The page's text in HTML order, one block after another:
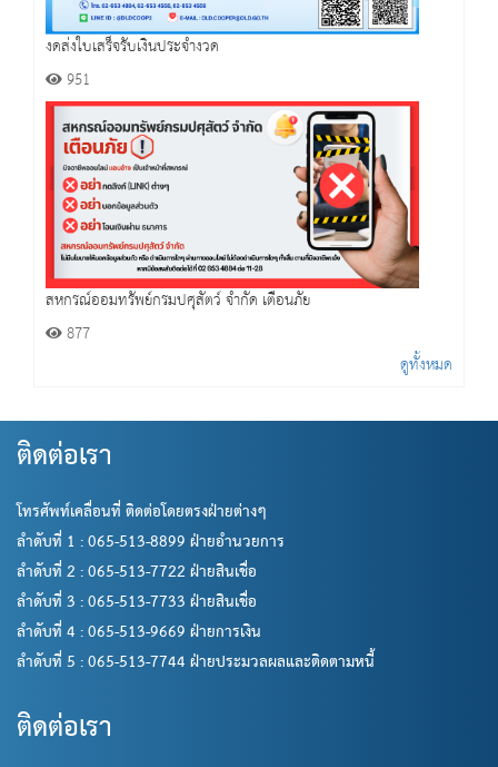
งดส่งใบเสร็จรับเงินประจำงวด
951
สหกรณ์ออมทรัพย์กรมปศุสัตว์ จำกัด เตือนภัย
877
ดูทั้งหมด
ติดต่อเรา
โทรศัพท์เคลื่อนที่ ติดต่อโดยตรงฝ่ายต่างๆ
ลำดับที่ 1 : 065-513-8899 ฝ่ายอำนวยการ
ลำดับที่ 2 : 065-513-7722 ฝ่ายสินเชื่อ
ลำดับที่ 3 : 065-513-7733 ฝ่ายสินเชื่อ
ลำดับที่ 4 : 065-513-9669 ฝ่ายการเงิน
ลำดับที่ 5 : 065-513-7744 ฝ่ายประมวลผลและติดตามหนี้
ติดต่อเรา